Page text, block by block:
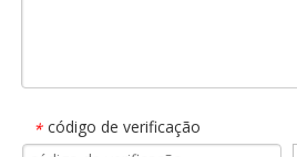
* código de verificação